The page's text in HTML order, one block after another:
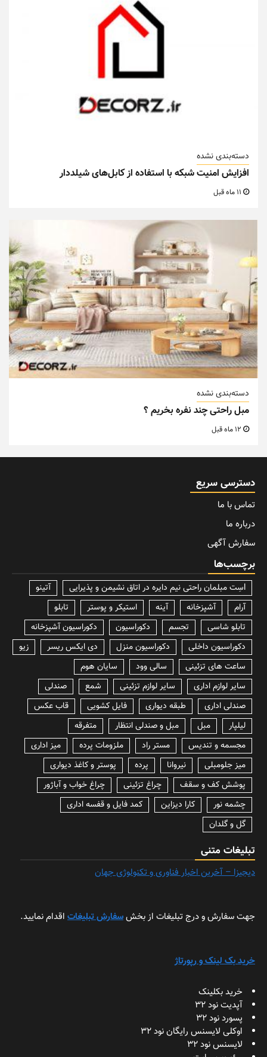
دسته‌بندی نشده
افزایش امنیت شبکه با استفاده از کابل‌های شیلددار
دسته‌بندی نشده
مبل راحتی چند نفره بخریم ؟
دسترسی سریع
تماس با ما
درباره ما
سفارش آگهی
برچسب‌ها
lسِت مبلمان راحتی نیم دایره در اتاق نشیمن و پذیرایی
آتینو
آرام
آشپزخانه آینه استیکر و پوستر
تابلو
تابلو شاسی
تجسم دکوراسیون
دکوراسیون آشپزخانه
دکوراسیون داخلی
دکوراسیون منزل دی ایکس ریسر
زیو
ساعت های تزئینی
سالی وود
سایان هوم
سایر لوازم اداری
سایر لوازم تزئینی شمع
صندلی
صندلی اداری
طبقه دیواری فایل کشویی
قاب عکس
لیلپار
مبل مبل و صندلی انتظار
متفرقه
مجسمه و تندیس
مستر راد ملزومات پرده
میز اداری
میز جلومبلی
نیروانا پرده
پوستر و کاغذ دیواری
پوشش کف و سقف
چراغ تزئینی
چراغ خواب و آباژور
چشمه نور
کارا دیزاین
کمد فایل و قفسه اداری
گل و گلدان
تبلیغات متنی
دیجیزا – آخرین اخبار فناوری و تکنولوژی جهان
جهت سفارش و درج تبلیغات از بخشسفارش تبلیغات اقدام نمایید.
خرید بک لینک و رپورتاژ
خرید بکلینک
آپدیت نود 32
پسورد نود 32
اوکلی لایسنس رایگان نود 32
لایسنس نود 32